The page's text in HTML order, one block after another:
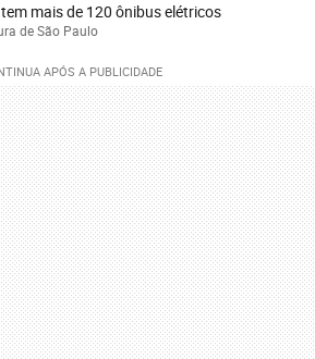
mais de 120 ônibus elétricos
de São Paulo